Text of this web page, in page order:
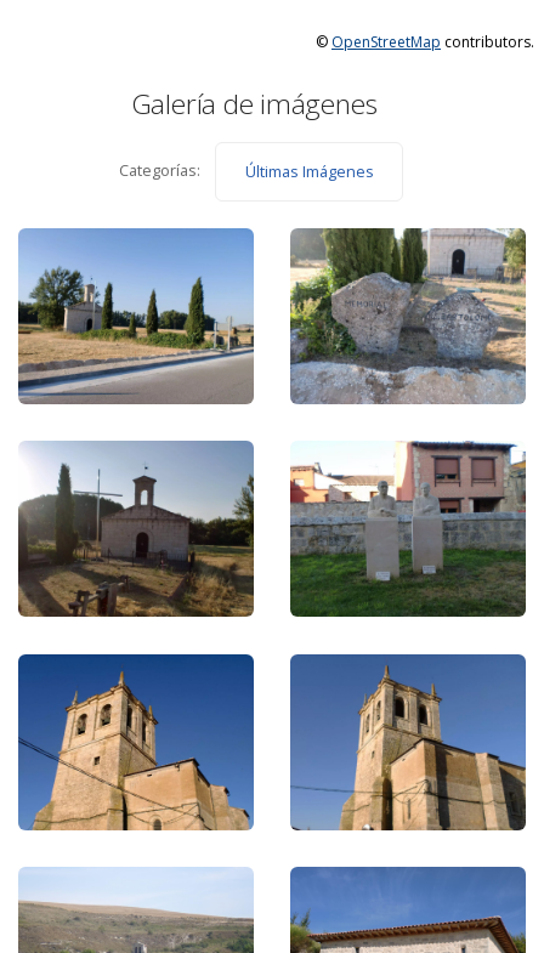
© OpenStreetMap contributors.
Galería de imágenes
Categorías: Últimas Imágenes